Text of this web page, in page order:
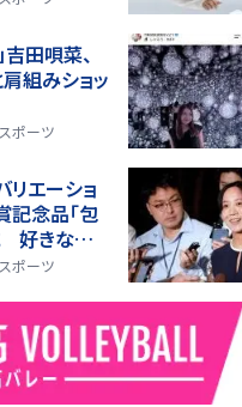
吉田唄菜、
肩組みショッ
ポーツ
リエーショ
念品「包
好きな料
ポーツ